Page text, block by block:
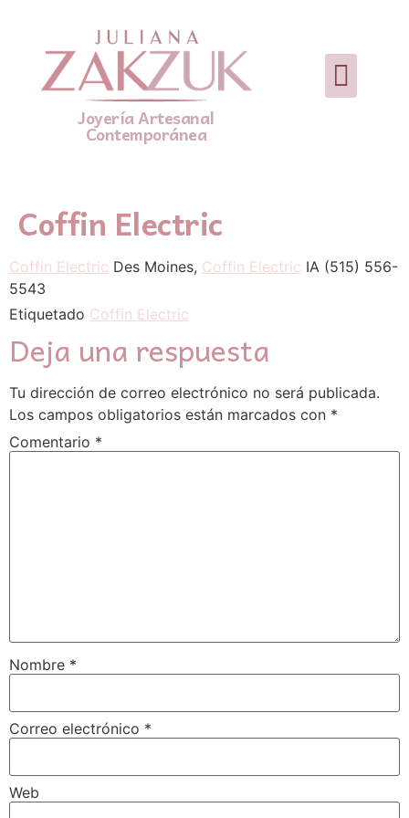
Joyería Artesanal
Contemporánea
Coffin Electric
Coffin Electric Des Moines, Coffin Electric IA (515) 556-
5543
Etiquetado Coffin Electric
Deja una respuesta
Tu dirección de correo electrónico no será publicada.
Los campos obligatorios están marcados con *
Comentario *
Nombre *
Correo electrónico *
Web